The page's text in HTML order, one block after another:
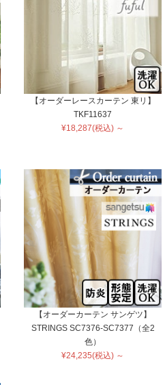
【オーダーレースカーテン 東リ】
TKF11637
¥18,287(税込) ～
【オーダーカーテン サンゲツ】
STRINGS SC7376-SC7377（全2
色）
¥24,235(税込) ～